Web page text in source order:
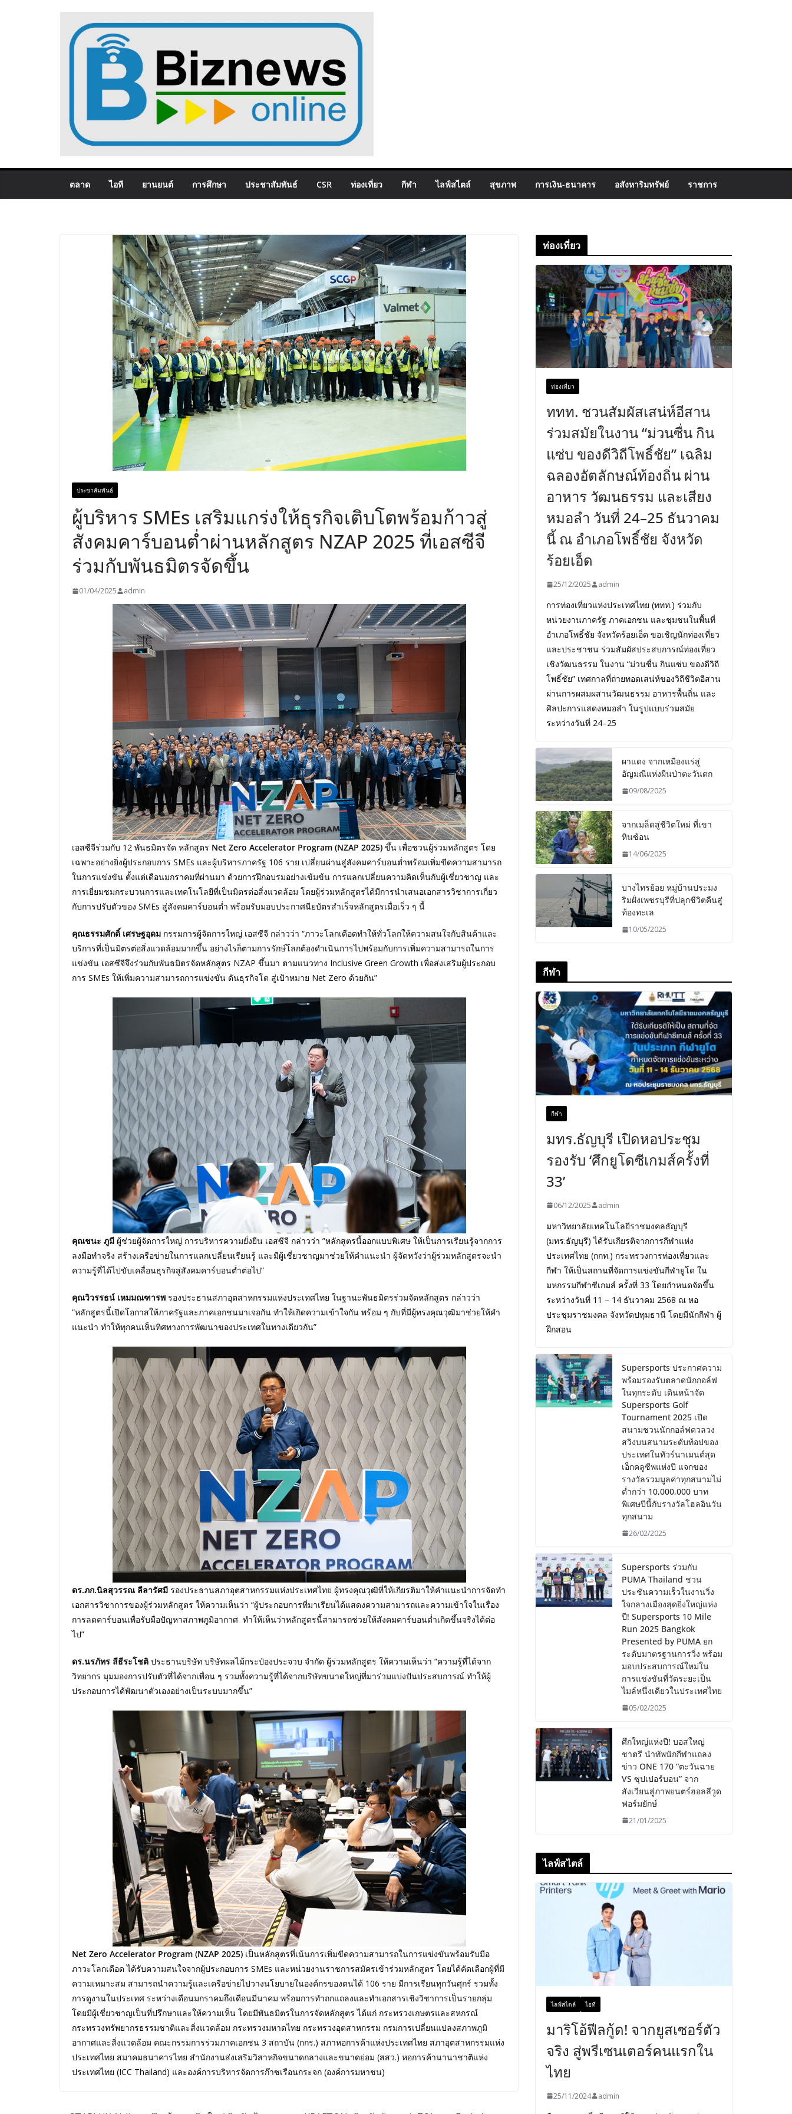
ตลาด ไอที ยานยนต์ การศึกษา ประชาสัมพันธ์ CSR ท่องเที่ยว กีฬา ไลฟ์สไตล์ สุขภาพ การเงิน-ธนาคาร อสังหาริมทรัพย์ ราชการ
ประชาสัมพันธ์
ผู้บริหาร SMEs เสริมแกร่งให้ธุรกิจเติบโตพร้อมก้าวสู่
สังคมคาร์บอนต่ำผ่านหลักสูตร NZAP 2025 ที่เอสซีจี
ร่วมกับพันธมิตรจัดขึ้น
01/04/2025 admin
เอสซีจีร่วมกับ 12 พันธมิตรจัด หลักสูตร Net Zero Accelerator Program (NZAP 2025) ขึ้น เพื่อชวนผู้ร่วมหลักสูตร โดย
เฉพาะอย่างยิ่งผู้ประกอบการ SMEs และผู้บริหารภาครัฐ 106 ราย เปลี่ยนผ่านสู่สังคมคาร์บอนต่ำพร้อมเพิ่มขีดความสามารถ
ในการแข่งขัน ตั้งแต่เดือนมกราคมที่ผ่านมา ด้วยการฝึกอบรมอย่างเข้มข้น การแลกเปลี่ยนความคิดเห็นกับผู้เชี่ยวชาญ และ
การเยี่ยมชมกระบวนการและเทคโนโลยีที่เป็นมิตรต่อสิ่งแวดล้อม โดยผู้ร่วมหลักสูตรได้มีการนำเสนอเอกสารวิชาการเกี่ยว
กับการปรับตัวของ SMEs สู่สังคมคาร์บอนต่ำ พร้อมรับมอบประกาศนียบัตรสำเร็จหลักสูตรเมื่อเร็ว ๆ นี้
คุณธรรมศักดิ์ เศรษฐอุดม กรรมการผู้จัดการใหญ่ เอสซีจี กล่าวว่า “ภาวะโลกเดือดทำให้ทั่วโลกให้ความสนใจกับสินค้าและ
บริการที่เป็นมิตรต่อสิ่งแวดล้อมมากขึ้น อย่างไรก็ตามการรักษ์โลกต้องดำเนินการไปพร้อมกับการเพิ่มความสามารถในการ
แข่งขัน เอสซีจีจึงร่วมกับพันธมิตรจัดหลักสูตร NZAP ขึ้นมา ตามแนวทาง Inclusive Green Growth เพื่อส่งเสริมผู้ประกอบ
การ SMEs ให้เพิ่มความสามารถการแข่งขัน ดันธุรกิจโต สู่เป้าหมาย Net Zero ด้วยกัน”
คุณชนะ ภูมี ผู้ช่วยผู้จัดการใหญ่ การบริหารความยั่งยืน เอสซีจี กล่าวว่า ”หลักสูตรนี้ออกแบบพิเศษ ให้เป็นการเรียนรู้จากการ
ลงมือทำจริง สร้างเครือข่ายในการแลกเปลี่ยนเรียนรู้ และมีผู้เชี่ยวชาญมาช่วยให้คำแนะนำ ผู้จัดหวังว่าผู้ร่วมหลักสูตรจะนำ
ความรู้ที่ได้ไปขับเคลื่อนธุรกิจสู่สังคมคาร์บอนต่ำต่อไป”
คุณวิวรรธน์ เหมมณฑารพ รองประธานสภาอุตสาหกรรมแห่งประเทศไทย ในฐานะพันธมิตรร่วมจัดหลักสูตร กล่าวว่า
“หลักสูตรนี้เปิดโอกาสให้ภาครัฐและภาคเอกชนมาเจอกัน ทำให้เกิดความเข้าใจกัน พร้อม ๆ กับที่มีผู้ทรงคุณวุฒิมาช่วยให้คำ
แนะนำ ทำให้ทุกคนเห็นทิศทางการพัฒนาของประเทศในทางเดียวกัน”
ดร.ภก.นิลสุวรรณ ลีลารัศมี รองประธานสภาอุตสาหกรรมแห่งประเทศไทย ผู้ทรงคุณวุฒิที่ให้เกียรติมาให้คำแนะนำการจัดทำ
เอกสารวิชาการของผู้ร่วมหลักสูตร ให้ความเห็นว่า “ผู้ประกอบการที่มาเรียนได้แสดงความสามารถและความเข้าใจในเรื่อง
การลดคาร์บอนเพื่อรับมือปัญหาสภาพภูมิอากาศ ทำให้เห็นว่าหลักสูตรนี้สามารถช่วยให้สังคมคาร์บอนต่ำเกิดขึ้นจริงได้ต่อ
ไป”
ดร.นรภัทร ลีธีระโชติ ประธานบริษัท บริษัทผลไม้กระป๋องประจวบ จำกัด ผู้ร่วมหลักสูตร ให้ความเห็นว่า “ความรู้ที่ได้จาก
วิทยากร มุมมองการปรับตัวที่ได้จากเพื่อน ๆ รวมทั้งความรู้ที่ได้จากบริษัทขนาดใหญ่ที่มาร่วมแบ่งปันประสบการณ์ ทำให้ผู้
ประกอบการได้พัฒนาตัวเองอย่างเป็นระบบมากขึ้น”
Net Zero Accelerator Program (NZAP 2025) เป็นหลักสูตรที่เน้นการเพิ่มขีดความสามารถในการแข่งขันพร้อมรับมือ
ภาวะโลกเดือด ได้รับความสนใจจากผู้ประกอบการ SMEs และหน่วยงานราชการสมัครเข้าร่วมหลักสูตร โดยได้คัดเลือกผู้ที่มี
ความเหมาะสม สามารถนำความรู้และเครือข่ายไปวางนโยบายในองค์กรของตนได้ 106 ราย มีการเรียนทุกวันศุกร์ รวมทั้ง
การดูงานในประเทศ ระหว่างเดือนมกราคมถึงเดือนมีนาคม พร้อมการทำถกแถลงและทำเอกสารเชิงวิชาการเป็นรายกลุ่ม
โดยมีผู้เชี่ยวชาญเป็นที่ปรึกษาและให้ความเห็น โดยมีพันธมิตรในการจัดหลักสูตร ได้แก่ กระทรวงเกษตรและสหกรณ์
กระทรวงทรัพยากรธรรมชาติและสิ่งแวดล้อม กระทรวงมหาดไทย กระทรวงอุตสาหกรรม กรมการเปลี่ยนแปลงสภาพภูมิ
อากาศและสิ่งแวดล้อม คณะกรรมการร่วมภาคเอกชน 3 สถาบัน (กกร.) สภาหอการค้าแห่งประเทศไทย สภาอุตสาหกรรมแห่ง
ประเทศไทย สมาคมธนาคารไทย สำนักงานส่งเสริมวิสาหกิจขนาดกลางและขนาดย่อม (สสว.) หอการค้านานาชาติแห่ง
ประเทศไทย (ICC Thailand) และองค์การบริหารจัดการก๊าซเรือนกระจก (องค์การมหาชน)
ท่องเที่ยว
ท่องเที่ยว
ททท. ชวนสัมผัสเสน่ห์อีสาน
ร่วมสมัยในงาน “ม่วนซื่น กิน
แซ่บ ของดีวิถีโพธิ์ชัย” เฉลิม
ฉลองอัตลักษณ์ท้องถิ่น ผ่าน
อาหาร วัฒนธรรม และเสียง
หมอลำ วันที่ 24–25 ธันวาคม
นี้ ณ อำเภอโพธิ์ชัย จังหวัด
ร้อยเอ็ด
25/12/2025 admin
การท่องเที่ยวแห่งประเทศไทย (ททท.) ร่วมกับ
หน่วยงานภาครัฐ ภาคเอกชน และชุมชนในพื้นที่
อำเภอโพธิ์ชัย จังหวัดร้อยเอ็ด ขอเชิญนักท่องเที่ยว
และประชาชน ร่วมสัมผัสประสบการณ์ท่องเที่ยว
เชิงวัฒนธรรม ในงาน “ม่วนซื่น กินแซ่บ ของดีวิถี
โพธิ์ชัย” เทศกาลที่ถ่ายทอดเสน่ห์ของวิถีชีวิตอีสาน
ผ่านการผสมผสานวัฒนธรรม อาหารพื้นถิ่น และ
ศิลปะการแสดงหมอลำ ในรูปแบบร่วมสมัย
ระหว่างวันที่ 24–25
ผาแดง จากเหมืองแร่สู่
อัญมณีแห่งผืนป่าตะวันตก
09/08/2025
จากเมล็ดสู่ชีวิตใหม่ ที่เขา
หินซ้อน
14/06/2025
บางไทรย้อย หมู่บ้านประมง
ริมฝั่งเพชรบุรีที่ปลุกชีวิตคืนสู่
ท้องทะเล
10/05/2025
กีฬา
กีฬา
มทร.ธัญบุรี เปิดหอประชุม
รองรับ ‘ศึกยูโดซีเกมส์ครั้งที่
33’
06/12/2025 admin
มหาวิทยาลัยเทคโนโลยีราชมงคลธัญบุรี
(มทร.ธัญบุรี) ได้รับเกียรติจากการกีฬาแห่ง
ประเทศไทย (กกท.) กระทรวงการท่องเที่ยวและ
กีฬา ให้เป็นสถานที่จัดการแข่งขันกีฬายูโด ใน
มหกรรมกีฬาซีเกมส์ ครั้งที่ 33 โดยกำหนดจัดขึ้น
ระหว่างวันที่ 11 – 14 ธันวาคม 2568 ณ หอ
ประชุมราชมงคล จังหวัดปทุมธานี โดยมีนักกีฬา ผู้
ฝึกสอน
Supersports ประกาศความ
พร้อมรองรับตลาดนักกอล์ฟ
ในทุกระดับ เดินหน้าจัด
Supersports Golf
Tournament 2025 เปิด
สนามชวนนักกอล์ฟดวลวง
สวิงบนสนามระดับท้อปของ
ประเทศในทัวร์นาเมนต์สุด
เอ็กคลูซีพแห่งปี แจกของ
รางวัลรวมมูลค่าทุกสนามไม่
ต่ำกว่า 10,000,000 บาท
พิเศษปีนี้กับรางวัลโฮลอินวัน
ทุกสนาม
26/02/2025
Supersports ร่วมกับ
PUMA Thailand ชวน
ประชันความเร็วในงานวิ่ง
ใจกลางเมืองสุดยิ่งใหญ่แห่ง
ปี! Supersports 10 Mile
Run 2025 Bangkok
Presented by PUMA ยก
ระดับมาตรฐานการวิ่ง พร้อม
มอบประสบการณ์ใหม่ใน
การแข่งขันที่วัดระยะเป็น
ไมล์หนึ่งเดียวในประเทศไทย
05/02/2025
ศึกใหญ่แห่งปี! บอสใหญ่
ชาตรี นำทัพนักกีฬาแถลง
ข่าว ONE 170 “ตะวันฉาย
VS ซุปเปอร์บอน” จาก
สังเวียนสู่ภาพยนตร์ฮอลลีวูด
ฟอร์มยักษ์
21/01/2025
ไลฟ์สไตล์
ไลฟ์สไตล์ ไอที
มาริโอ้ฟีลกู้ด! จากยูสเซอร์ตัว
จริง สู่พรีเซนเตอร์คนแรกใน
ไทย
25/11/2024 admin